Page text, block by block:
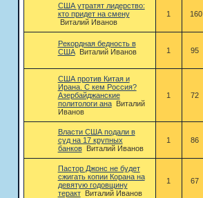
США утратят лидерство:
кто придет на смену
Виталий Иванов
1 160
Рекордная бедность в
США
Виталий Иванов 1 95
США против Китая и
Ирана. С кем Россия?
Азербайджанские
политологи ана
Виталий
Иванов
1 72
Власти США подали в
суд на 17 крупных
банков
Виталий Иванов
1 86
Пастор Джонс не будет
сжигать копии Корана на
девятую годовщину
теракт
Виталий Иванов
1 67